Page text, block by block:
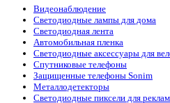
Видеонаблюдение
Светодиодные лампы для дома
Светодиодная лента
Автомобильная пленка
Светодиодные аксессуары для
Спутниковые телефоны
Защищенные телефоны Sonim
Металлодетекторы
Светодиодные пиксели для